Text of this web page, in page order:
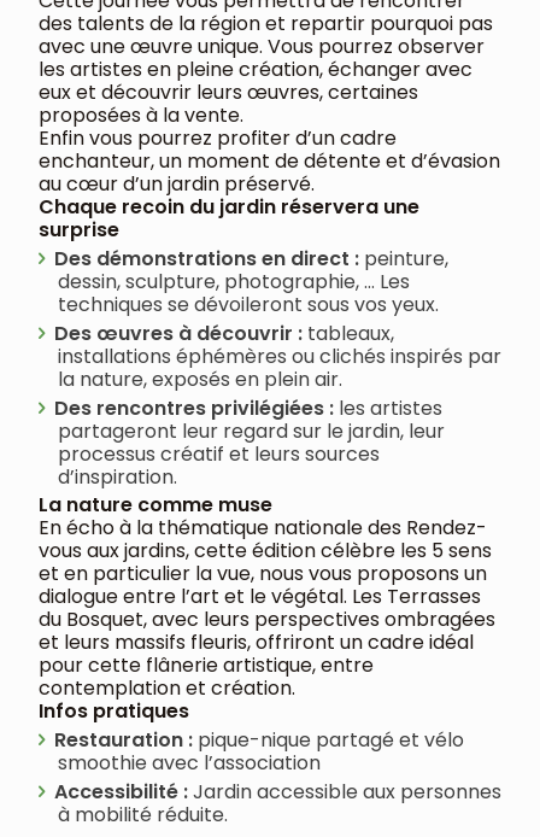
des talents de la région et repartir pourquoi pas
avec une œuvre unique. Vous pourrez observer
les artistes en pleine création, échanger avec
eux et découvrir leurs œuvres, certaines
proposées à la vente.
Enfin vous pourrez profiter d’un cadre
enchanteur, un moment de détente et d’évasion
au cœur d’un jardin préservé.
Chaque recoin du jardin réservera une
surprise
Des démonstrations en direct : peinture,
dessin, sculpture, photographie, … Les
techniques se dévoileront sous vos yeux.
Des œuvres à découvrir : tableaux,
installations éphémères ou clichés inspirés par
la nature, exposés en plein air.
Des rencontres privilégiées : les artistes
partageront leur regard sur le jardin, leur
processus créatif et leurs sources
d’inspiration.
La nature comme muse
En écho à la thématique nationale des Rendez-
vous aux jardins, cette édition célèbre les 5 sens
et en particulier la vue, nous vous proposons un
dialogue entre l’art et le végétal. Les Terrasses
du Bosquet, avec leurs perspectives ombragées
et leurs massifs fleuris, offriront un cadre idéal
pour cette flânerie artistique, entre
contemplation et création.
Infos pratiques
Restauration : pique-nique partagé et vélo
smoothie avec l’association
Accessibilité :Jardin accessible aux personnes
à mobilité réduite.